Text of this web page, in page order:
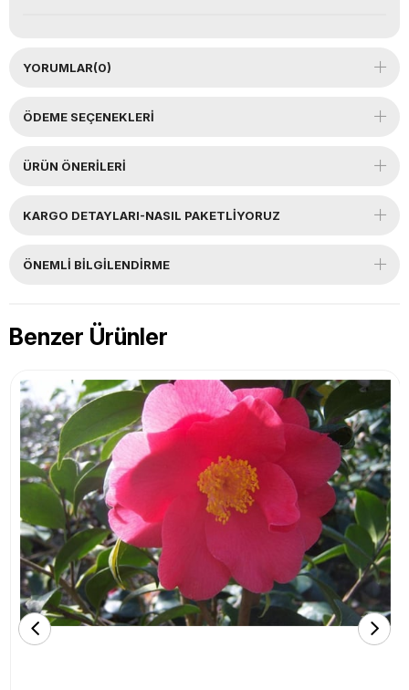
YORUMLAR(0)
ÖDEME SEÇENEKLERI
ÜRÜN ÖNERILERI
KARGO DETAYLARI-NASIL PAKETLİYORUZ
ÖNEMLI BILGILENDIRME
Benzer Ürünler